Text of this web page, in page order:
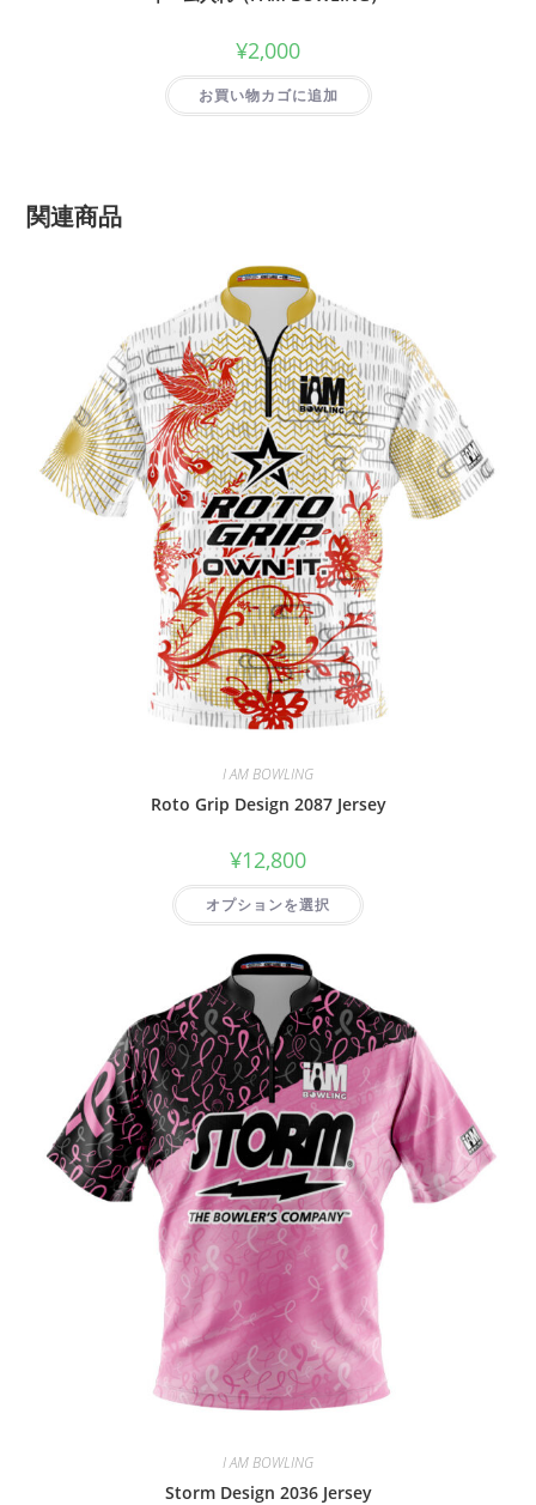
¥2,000
お買い物カゴに追加
関連商品
I AM BOWLING
Roto Grip Design 2087 Jersey
¥12,800
オプションを選択
I AM BOWLING
Storm Design 2036 Jersey